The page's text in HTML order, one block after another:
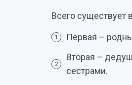
Всего существует
1 Первая –
2
Вторая –
сестрами.